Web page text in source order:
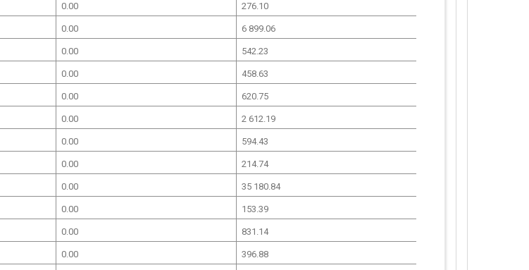
0.00 276.10
0.00 6 899.06
0.00 542.23
0.00 458.63
0.00 620.75
0.00 2 612.19
0.00 594.43
0.00 214.74
0.00 35 180.84
0.00 153.39
0.00 831.14
0.00 396.88